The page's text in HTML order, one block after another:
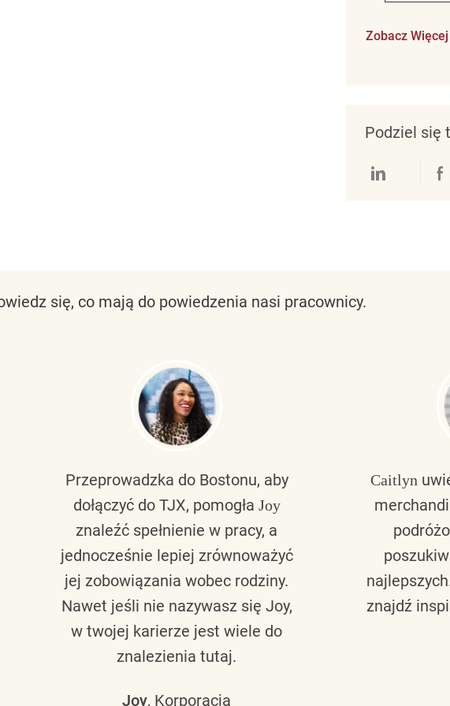
Zobacz Więcej
Podziel się
się, co mają do powiedzenia nasi pracownicy.
Przeprowadzka do Bostonu, aby
dołączyć do TJX, pomogła Joy
znaleźć spełnienie w pracy, a
jednocześnie lepiej zrównoważyć
jej zobowiązania wobec rodziny.
Nawet jeśli nie nazywasz się Joy,
w twojej karierze jest wiele do
znalezienia tutaj.
Joy, Korporacja
Caitlyn
znajdź